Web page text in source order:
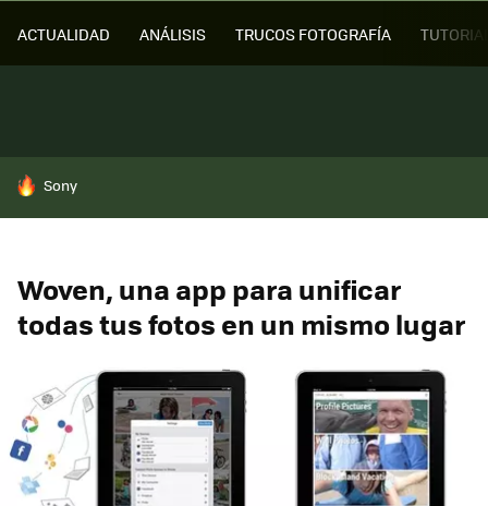
ACTUALIDAD ANÁLISIS TRUCOS FOTOGRAFÍA
HOY SE HABLA DE
Sony
Woven, una app para unificar
todas tus fotos en un mismo lugar